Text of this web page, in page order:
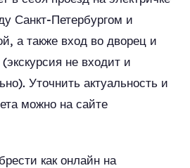
Санкт-Петербургом и
а также вход во дворец и
не входит и
Уточнить актуальность и
можно на сайте
как онлайн на